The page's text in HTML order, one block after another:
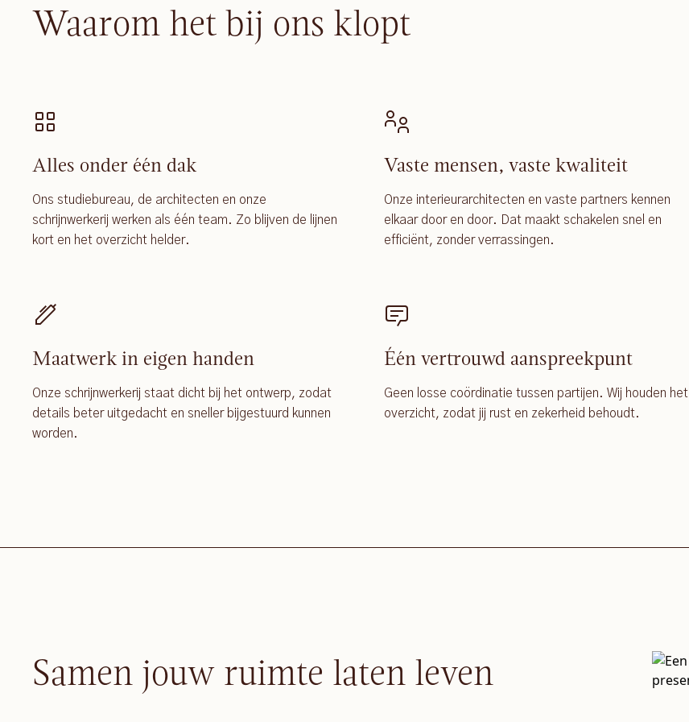
Waarom het bij ons klopt
Alles onder één dak
Ons studiebureau, de architecten en onze
schrijnwerkerij werken als één team. Zo blijven de lijnen
kort en het overzicht helder.
Vaste mensen, vaste kwaliteit
Onze interieurarchitecten en vaste partners kennen
elkaar door en door. Dat maakt schakelen snel en
efficiënt, zonder verrassingen.
Maatwerk in eigen handen
Onze schrijnwerkerij staat dicht bij het ontwerp, zodat
details beter uitgedacht en sneller bijgestuurd kunnen
worden.
Één vertrouwd aanspreekpunt
Geen losse coördinatie tussen partijen. Wij houden het
overzicht, zodat jij rust en zekerheid behoudt.
Samen jouw ruimte laten leven